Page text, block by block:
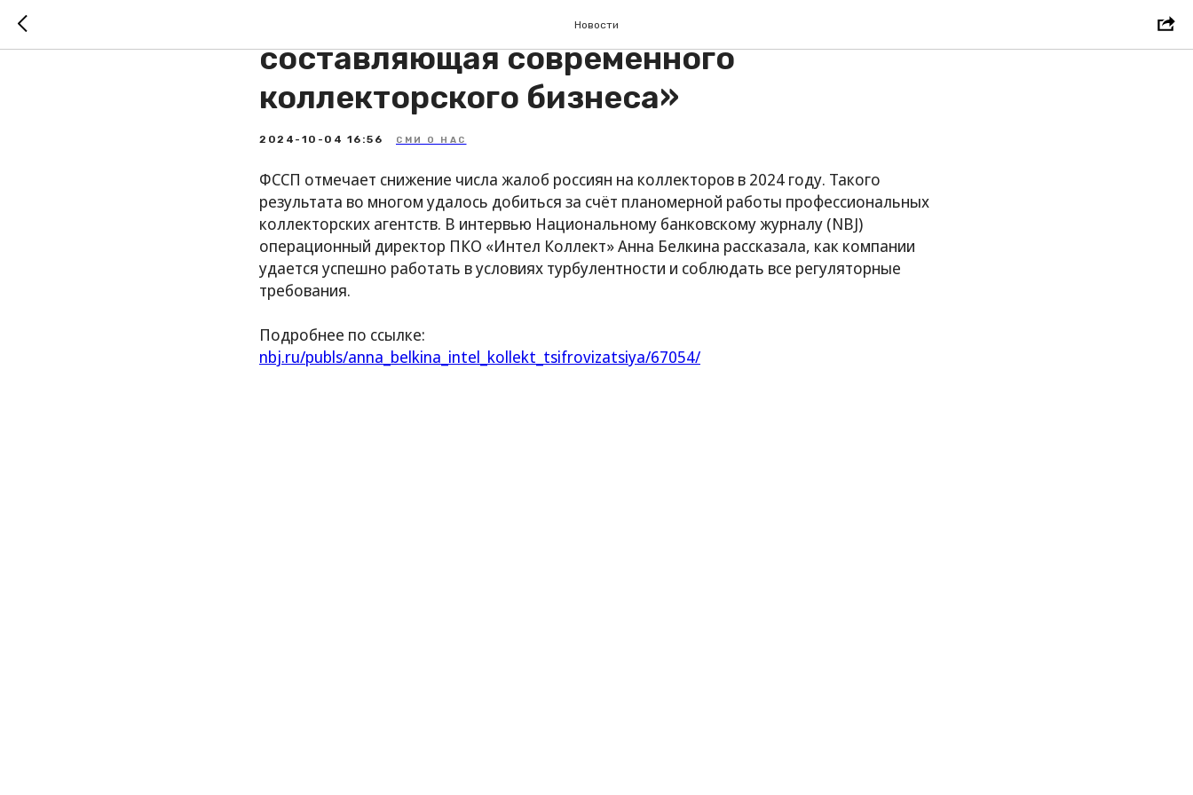
Новости
«Автоматизация – это необходимая
составляющая современного
коллекторского бизнеса»
2024-10-04 16:56 СМИ О НАС
ФССП отмечает снижение числа жалоб россиян на коллекторов в 2024 году. Такого
результата во многом удалось добиться за счёт планомерной работы профессиональных
коллекторских агентств. В интервью Национальному банковскому журналу (NBJ)
операционный директор ПКО «Интел Коллект» Анна Белкина рассказала, как компании
удается успешно работать в условиях турбулентности и соблюдать все регуляторные
требования.
Подробнее по ссылке:
nbj.ru/publs/anna_belkina_intel_kollekt_tsifrovizatsiya/67054/